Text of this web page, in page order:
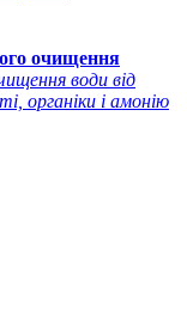
очищення
води від
органіки і амонію